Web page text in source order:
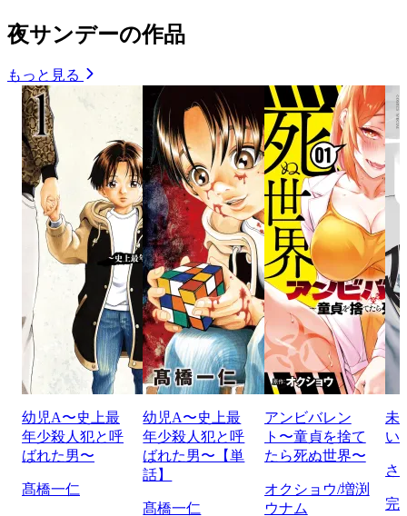
夜サンデーの作品
もっと見る
幼児A〜史上最
年少殺人犯と呼
ばれた男〜
髙橋一仁
幼児A〜史上最
年少殺人犯と呼
ばれた男〜【単
話】
髙橋一仁
アンビバレン
ト〜童貞を捨て
たら死ぬ世界〜
オクショウ/増渕
ウナム
未
い
さ
完